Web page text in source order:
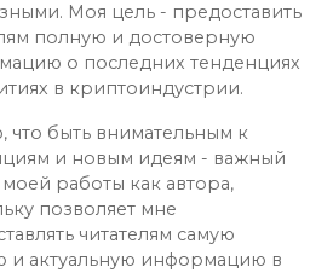
Моя цель - предоставить
полную и достоверную
о последних тенденциях
в криптоиндустрии.
что быть внимательным к
и новым идеям - важный
моей работы как автора,
позволяет мне
читателям самую
и актуальную информацию в